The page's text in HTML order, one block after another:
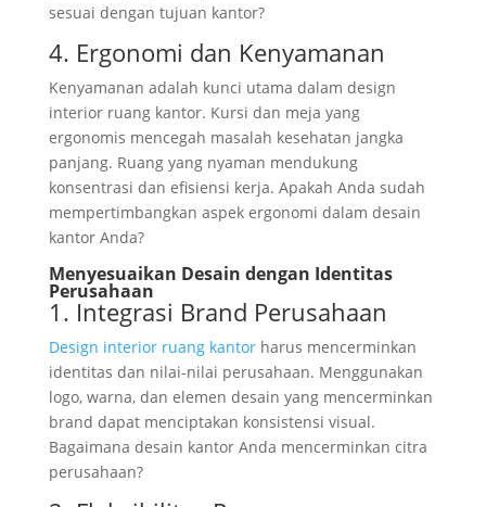
sesuai dengan tujuan kantor?
4. Ergonomi dan Kenyamanan
Kenyamanan adalah kunci utama dalam design
interior ruang kantor. Kursi dan meja yang
ergonomis mencegah masalah kesehatan jangka
panjang. Ruang yang nyaman mendukung
konsentrasi dan efisiensi kerja. Apakah Anda sudah
mempertimbangkan aspek ergonomi dalam desain
kantor Anda?
Menyesuaikan Desain dengan Identitas
Perusahaan
1. Integrasi Brand Perusahaan
Design interior ruang kantorharus mencerminkan
identitas dan nilai-nilai perusahaan. Menggunakan
logo, warna, dan elemen desain yang mencerminkan
brand dapat menciptakan konsistensi visual.
Bagaimana desain kantor Anda mencerminkan citra
perusahaan?